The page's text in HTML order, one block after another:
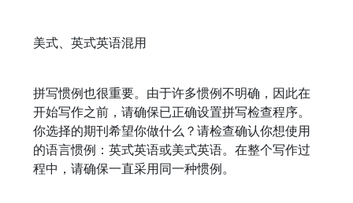
美式、英式英语混用
拼写惯例也很重要。由于许多惯例不明确，因此在
开始写作之前，请确保已正确设置拼写检查程序。
你选择的期刊希望你做什么？请检查确认你想使用
的语言惯例：英式英语或美式英语。在整个写作过
程中，请确保一直采用同一种惯例。